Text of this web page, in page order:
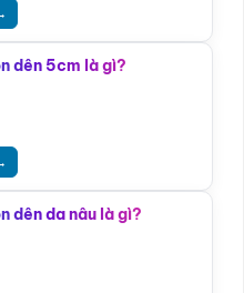
dên 5cm là gì?
dên da nâu là gì?